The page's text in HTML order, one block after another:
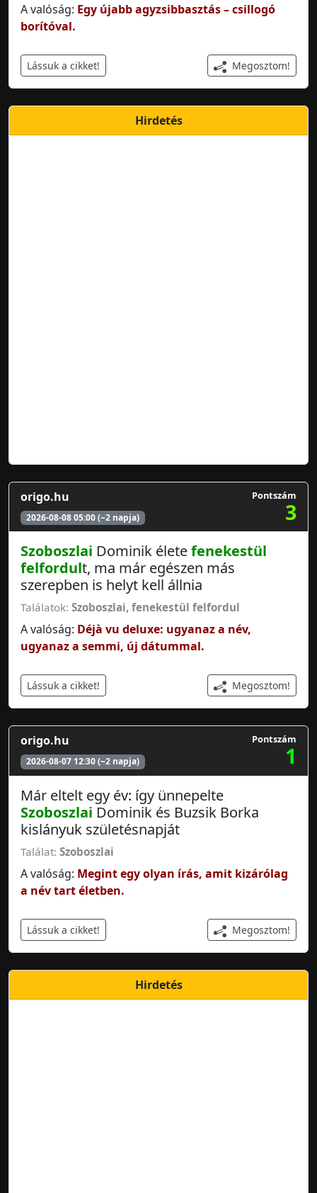
A valóság: Egy újabb agyzsibbasztás – csillogó
borítóval.
Lássuk a cikket! Megosztom!
Hirdetés
origo.hu
2026-08-08 05:00 (~2 napja)
Pontszám
3
Szoboszlai Dominik életefenekestül
felfordult, ma már egészen más
szerepben is helyt kell állnia
Találatok: Szoboszlai, fenekestül felfordul
A valóság: Déjà vu deluxe: ugyanaz a név,
ugyanaz a semmi, új dátummal.
Lássuk a cikket! Megosztom!
origo.hu
2026-08-07 12:30 (~2 napja)
Pontszám
1
Már eltelt egy év: így ünnepelte
Szoboszlai Dominik és Buzsik Borka
kislányuk születésnapját
Találat: Szoboszlai
A valóság: Megint egy olyan írás, amit kizárólag
a név tart életben.
Lássuk a cikket! Megosztom!
Hirdetés